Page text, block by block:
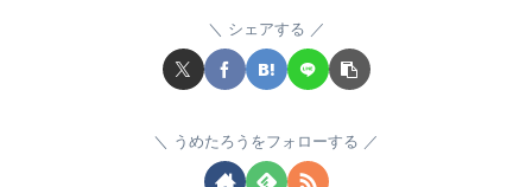
シェアする
うめたろうをフォローする